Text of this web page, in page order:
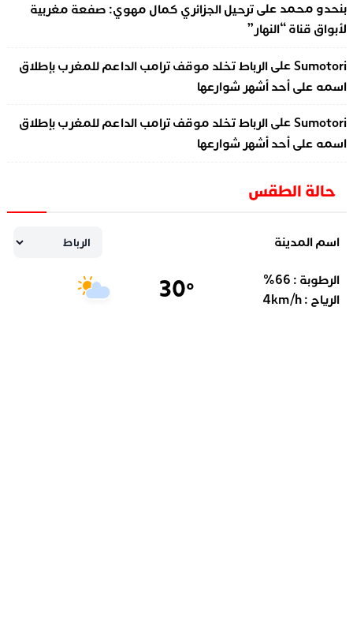
بنحدو محمد علىترحيل الجزائري كمال مهوي: صفعة مغربية
لأبواق قناة “النهار”
Sumotoriعلىالرباط تخلد موقف ترامب الداعم للمغرب بإطلاق
اسمه على أحد أشهر شوارعها
Sumotoriعلىالرباط تخلد موقف ترامب الداعم للمغرب بإطلاق
اسمه على أحد أشهر شوارعها
حالة الطقس
اسم المدينة
الرطوبة : 66
%
الرياح :
4km/h
30°